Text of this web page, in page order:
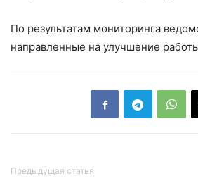
По результатам мониторинга
направленные на улучшение
Предыдущая статья